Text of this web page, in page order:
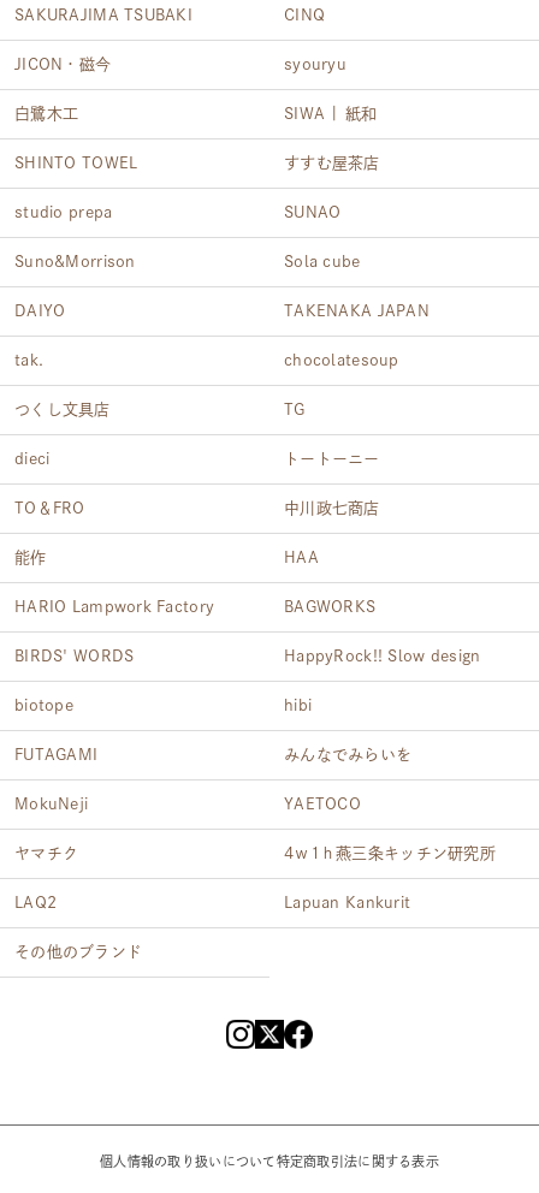
SAKURAJIMA TSUBAKI CINQ
JICON・磁今 syouryu
白鷺木工 SIWA | 紙和
SHINTO TOWEL すすむ屋茶店
studio prepa SUNAO
Suno&Morrison Sola cube
DAIYO TAKENAKA JAPAN
tak. chocolatesoup
つくし文具店 TG
dieci トートーニー
TO＆FRO 中川政七商店
能作 HAA
HARIO Lampwork Factory BAGWORKS
BIRDS' WORDS HappyRock!! Slow design
biotope hibi
FUTAGAMI みんなでみらいを
MokuNeji YAETOCO
ヤマチク 4ｗ1ｈ燕三条キッチン研究所
LAQ2 Lapuan Kankurit
その他のブランド
個人情報の取り扱いについて特定商取引法に関する表示